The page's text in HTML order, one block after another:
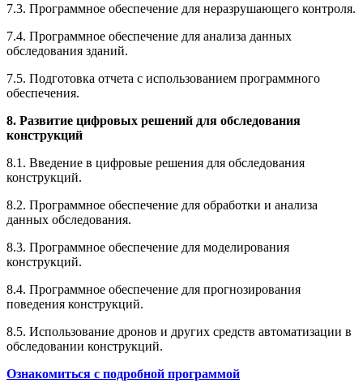
7.3. Программное обеспечение для неразрушающего контроля.
7.4. Программное обеспечение для анализа данных
обследования зданий.
7.5. Подготовка отчета с использованием программного
обеспечения.
8. Развитие цифровых решений для обследования
конструкций
8.1. Введение в цифровые решения для обследования
конструкций.
8.2. Программное обеспечение для обработки и анализа
данных обследования.
8.3. Программное обеспечение для моделирования
конструкций.
8.4. Программное обеспечение для прогнозирования
поведения конструкций.
8.5. Использование дронов и других средств автоматизации в
обследовании конструкций.
Ознакомиться с подробной программой